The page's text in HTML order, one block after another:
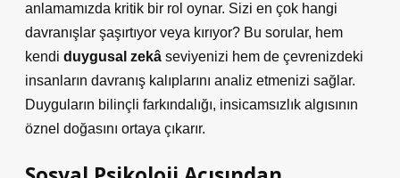
anlamamızda kritik bir rol oynar. Sizi en çok hangi
davranışlar şaşırtıyor veya kırıyor? Bu sorular, hem
kendi duygusal zekâ seviyenizi hem de çevrenizdeki
insanların davranış kalıplarını analiz etmenizi sağlar.
Duyguların bilinçli farkındalığı, insicamsızlık algısının
öznel doğasını ortaya çıkarır.